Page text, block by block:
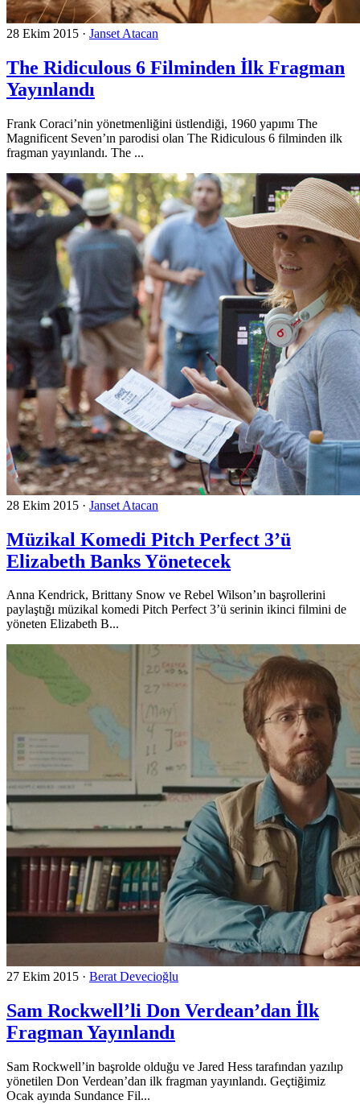
28 Ekim 2015 · Janset Atacan
The Ridiculous 6 Filminden İlk Fragman
Yayınlandı
Frank Coraci’nin yönetmenliğini üstlendiği, 1960 yapımı The
Magnificent Seven’ın parodisi olan The Ridiculous 6 filminden ilk
fragman yayınlandı. The ...
28 Ekim 2015 · Janset Atacan
Müzikal Komedi Pitch Perfect 3’ü
Elizabeth Banks Yönetecek
Anna Kendrick, Brittany Snow ve Rebel Wilson’ın başrollerini
paylaştığı müzikal komedi Pitch Perfect 3’ü serinin ikinci filmini de
yöneten Elizabeth B...
27 Ekim 2015 · Berat Devecioğlu
Sam Rockwell’li Don Verdean’dan İlk
Fragman Yayınlandı
Sam Rockwell’in başrolde olduğu ve Jared Hess tarafından yazılıp
yönetilen Don Verdean’dan ilk fragman yayınlandı. Geçtiğimiz
Ocak ayında Sundance Fil...